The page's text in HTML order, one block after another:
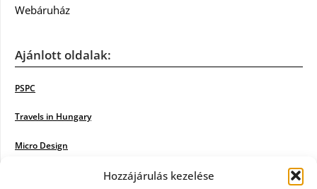
Hozzájárulás kezelése
Webáruház
Ajánlott oldalak:
PSPC
Travels in Hungary
Micro Design